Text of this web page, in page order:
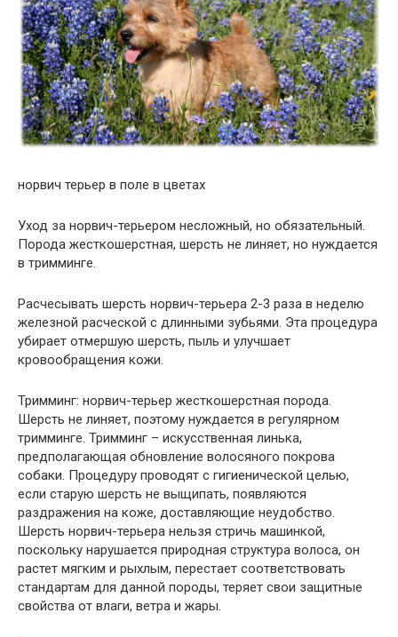
норвич терьер в поле в цветах
Уход за норвич-терьером несложный, но обязательный.
Порода жесткошерстная, шерсть не линяет, но нуждается
в тримминге.
Расчесывать шерсть норвич-терьера 2-3 раза в неделю
железной расческой с длинными зубьями. Эта процедура
убирает отмершую шерсть, пыль и улучшает
кровообращения кожи.
Тримминг: норвич-терьер жесткошерстная порода.
Шерсть не линяет, поэтому нуждается в регулярном
тримминге. Тримминг – искусственная линька,
предполагающая обновление волосяного покрова
собаки. Процедуру проводят с гигиенической целью,
если старую шерсть не выщипать, появляются
раздражения на коже, доставляющие неудобство.
Шерсть норвич-терьера нельзя стричь машинкой,
поскольку нарушается природная структура волоса, он
растет мягким и рыхлым, перестает соответствовать
стандартам для данной породы, теряет свои защитные
свойства от влаги, ветра и жары.